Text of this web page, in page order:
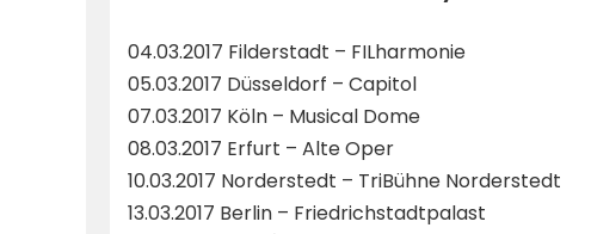
04.03.2017 Filderstadt – FILharmonie
05.03.2017 Düsseldorf – Capitol
07.03.2017 Köln – Musical Dome
08.03.2017 Erfurt – Alte Oper
10.03.2017 Norderstedt – TriBühne Norderstedt
13.03.2017 Berlin – Friedrichstadtpalast